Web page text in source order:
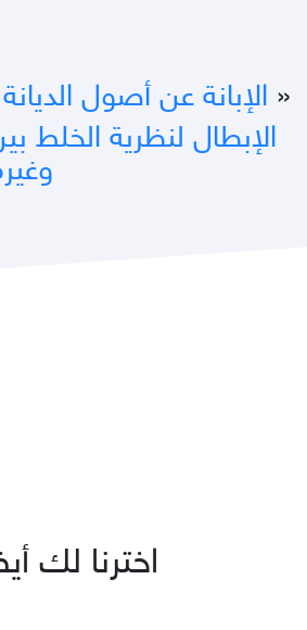
« الإبانة عن أصول الديانة
الإبطال لنظرية الخلط
اخترنا لك